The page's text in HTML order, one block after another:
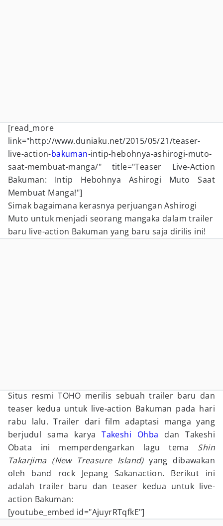
[read_more
link="http://www.duniaku.net/2015/05/21/teaser-
live-action-bakuman-intip-hebohnya-ashirogi-muto-
saat-membuat-manga/" title="Teaser Live-Action
Bakuman: Intip Hebohnya Ashirogi Muto Saat
Membuat Manga!"]
Simak bagaimana kerasnya perjuangan Ashirogi
Muto untuk menjadi seorang mangaka dalam trailer
baru live-action Bakuman yang baru saja dirilis ini!
Situs resmi TOHO merilis sebuah trailer baru dan
teaser kedua untuk live-action Bakuman pada hari
rabu lalu. Trailer dari film adaptasi manga yang
berjudul sama karyaTakeshi Ohba dan Takeshi
Obata ini memperdengarkan lagu tema Shin
Takarjima (New Treasure Island)yang dibawakan
oleh band rock Jepang Sakanaction. Berikut ini
adalah trailer baru dan teaser kedua untuk live-
action Bakuman:
[youtube_embed id="AjuyrRTqfkE"]